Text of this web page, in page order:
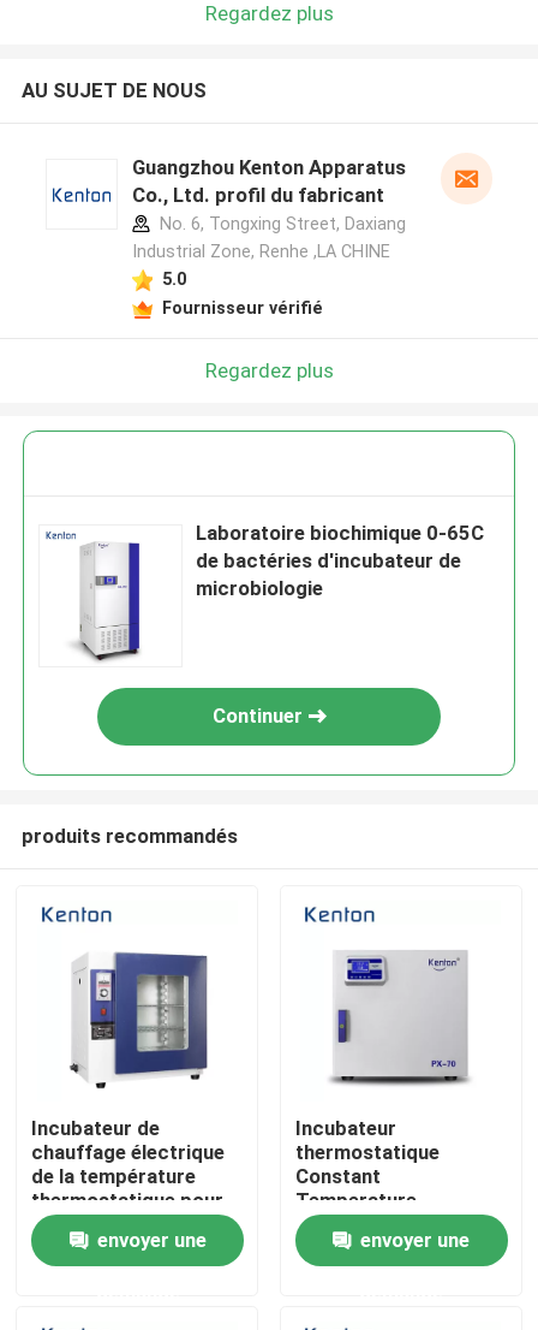
Aperçu
Produits
A propos de nous
Regardez plus
AU SUJET DE NOUS
Guangzhou Kenton Apparatus
Co., Ltd. profil du fabricant
No. 6, Tongxing Street, Daxiang
Industrial Zone, Renhe ,LA CHINE
5.0
Fournisseur vérifié
Regardez plus
Laboratoire biochimique 0-65C
de bactéries d'incubateur de
microbiologie
Continuer
produits recommandés
Incubateur de
chauffage électrique
de la température
thermostatique pour
le laboratoire
envoyer une
Incubateur
thermostatique
Constant
Temperature
Lncubator For
Laboratory de haute
précision
envoyer une